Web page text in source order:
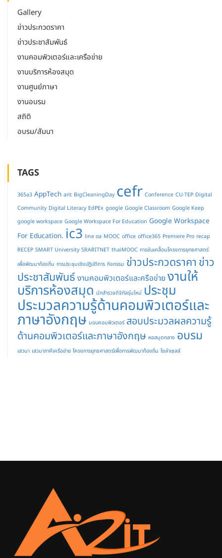
Gallery
ข่าวประกวดราคา
ข่าวประชาสัมพันธ์
งานคอมพิวเตอร์และเครือข่าย
งานบริการห้องสมุด
งานศูนย์ภาษา
งานอบรม
สถิติ
อบรม/สัมนา
TAGS
365a3 AppTech arit BigCleaningDay cefr Conference CU-TEP Digital
Community Digital Literacy EdPEx google Google Classroom Google Keep
google workspace Google Workspace For Education Google Workspace
For Education. ic3 line oa MOOC office office365 Premiere Pro recap
RECEP SMART University SRARITNET thaiMOOC การขับเคลื่อนโครงการยุทธศาสตร์
เพื่อพัฒนาท้องถิ่น การประชุมเชิงปฏิบัติการ กิจกรรม ข่าวประกวดราคา ข่าว
ประชาสัมพันธ์งานคอมพิวเตอร์และครือข่าย งานให้
บริการห้องสมุด นักสำรวจดิจิทัลรุ่นใหม่ ประชุม
ประมวลความรู้ด้านคอมพิวเตอร์และ
ภาษาอังกฤษ มอบคอมพิวเตอร์ สอบประมวลผลความรู้
ด้านคอมพิวเตอร์และภาษาอังกฤษ หอสมุดกลาง อบรม
เสวนา เสวนาภาคีเครือข่าย โครงการยุทธศาสตร์เพื่อการพัฒนาท้องถิ่น โซล่าเซลล์